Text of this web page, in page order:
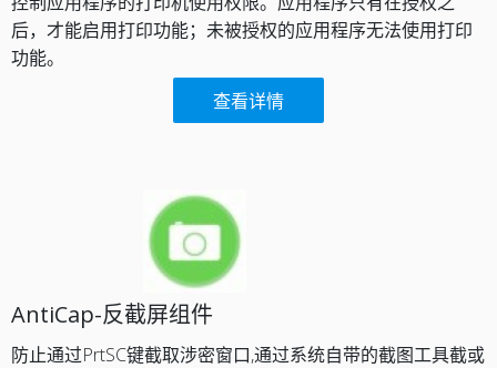
后，才能启用打印功能；未被授权的应用程序无法使用打印
功能。​
查看详情
AntiCap-反截屏组件​
防止通过PrtSC键截取涉密窗口,通过系统自带的截图工具截或